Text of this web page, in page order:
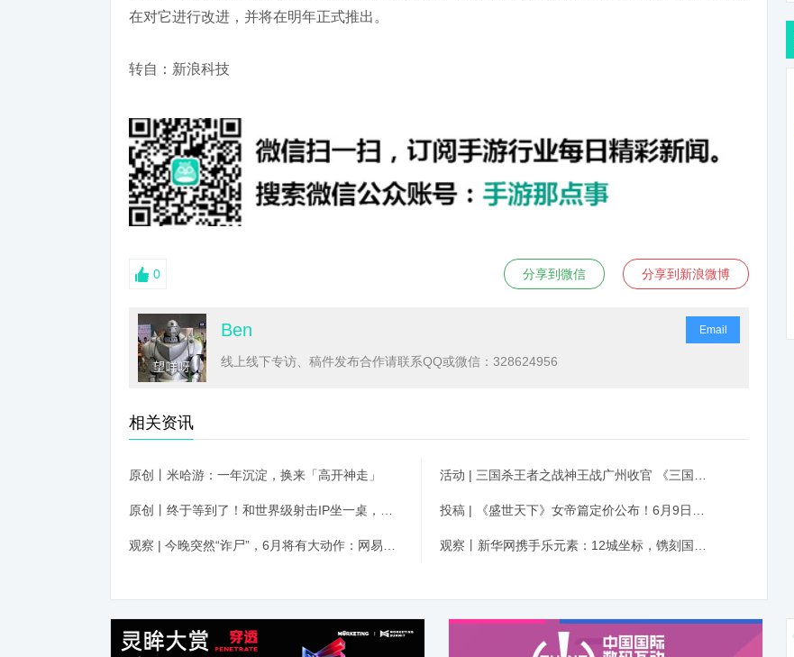
在对它进行改进，并将在明年正式推出。
转自：新浪科技
0 分享到新浪微博
分享到微信
Ben
线上线下专访、稿件发布合作请联系QQ或微信：328624956
Email
相关资讯
原创丨米哈游：一年沉淀，换来「高开神走」